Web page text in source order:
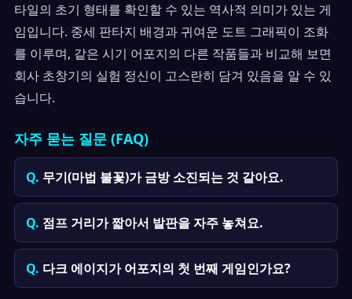
타일의 초기 형태를 확인할 수 있는 역사적 의미가 있는 게
임입니다. 중세 판타지 배경과 귀여운 도트 그래픽이 조화
를 이루며, 같은 시기 어포지의 다른 작품들과 비교해 보면
회사 초창기의 실험 정신이 고스란히 담겨 있음을 알 수 있
습니다.
자주 묻는 질문 (FAQ)
무기(마법 불꽃)가 금방 소진되는 것 같아요.
점프 거리가 짧아서 발판을 자주 놓쳐요.
다크 에이지가 어포지의 첫 번째 게임인가요?